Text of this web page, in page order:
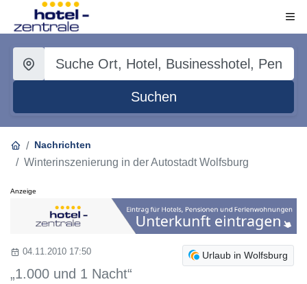
Suchen
Nachrichten
Winterinszenierung in der Autostadt Wolfsburg
Anzeige
Urlaub in Wolfsburg
04.11.2010 17:50
„1.000 und 1 Nacht“